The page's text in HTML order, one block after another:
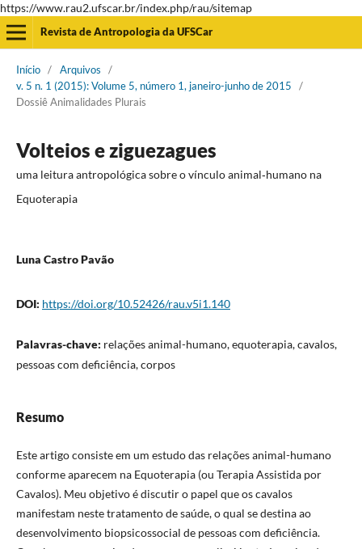
https://www.rau2.ufscar.br/index.php/rau/sitemap
Revista de Antropologia da UFSCar
Início / Arquivos
/
v. 5 n. 1 (2015): Volume 5, número 1, janeiro-junho de 2015
/
Dossiê Animalidades Plurais
Volteios e ziguezagues
uma leitura antropológica sobre o vínculo animal‐humano na
Equoterapia
Luna Castro Pavão
DOI: https://doi.org/10.52426/rau.v5i1.140
Palavras-chave: relações animal-humano, equoterapia, cavalos,
pessoas com deficiência, corpos
Resumo
Este artigo consiste em um estudo das relações animal-humano
conforme aparecem na Equoterapia (ou Terapia Assistida por
Cavalos). Meu objetivo é discutir o papel que os cavalos
manifestam neste tratamento de saúde, o qual se destina ao
desenvolvimento biopsicossocial de pessoas com deficiência.